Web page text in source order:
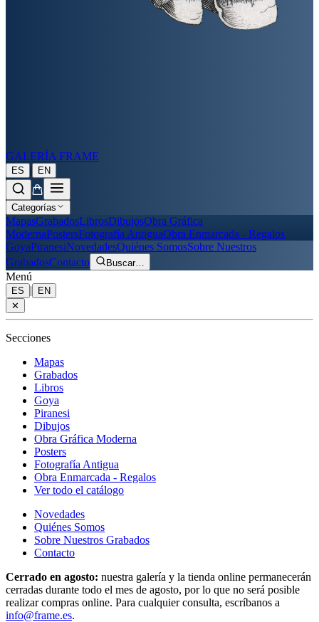
GALERÍA FRAME
ES | EN
Categorías
MapasGrabadosLibrosDibujosObra Gráfica
ModernaPostersFotografía AntiguaObra Enmarcada - Regalos
GoyaPiranesiNovedadesQuiénes SomosSobre Nuestros
GrabadosContacto Buscar…
Menú
ES |
EN
✕
Secciones
Mapas
Grabados
Libros
Goya
Piranesi
Dibujos
Obra Gráfica Moderna
Posters
Fotografía Antigua
Obra Enmarcada - Regalos
Ver todo el catálogo
Novedades
Quiénes Somos
Sobre Nuestros Grabados
Contacto
Cerrado en agosto: nuestra galería y la tienda online permanecerán
cerradas durante todo el mes de agosto, por lo que no será posible
realizar compras online. Para cualquier consulta, escríbanos a
info@frame.es.